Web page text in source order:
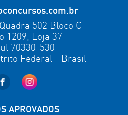
502 Bloco C
1209, Loja 37
70330-530
Federal - Brasil
APROVADOS